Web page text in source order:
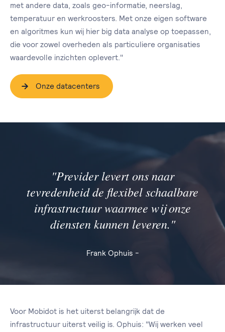
met andere data, zoals geo-informatie, neerslag,
temperatuur en werkroosters. Met onze eigen software
en algoritmes kun wij hier big data analyse op toepassen,
die voor zowel overheden als particuliere organisaties
waardevolle inzichten oplevert."
Onze datacenters
"Previder levert ons naar
tevredenheid de flexibel schaalbare
infrastructuur waarmee wij onze
diensten kunnen leveren."
Frank Ophuis -
Voor Mobidot is het uiterst belangrijk dat de
infrastructuur uiterst veilig is. Ophuis: "Wij werken veel